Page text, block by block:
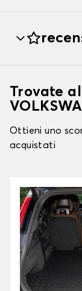
Trovate
Ottieni uno
acquistati